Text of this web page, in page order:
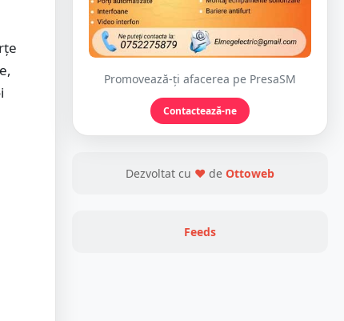
Promovează-ți afacerea pe PresaSM
Contactează-ne
Dezvoltat cu ❤ de Ottoweb
Feeds